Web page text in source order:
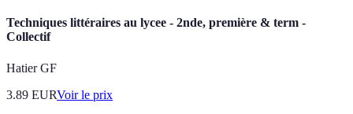
Techniques littéraires au lycee - 2nde, première & term -
Collectif
Hatier GF
3.89 EURVoir le prix